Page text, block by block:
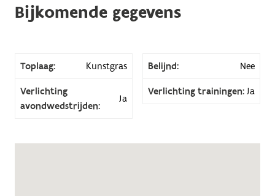
Bijkomende gegevens
Toplaag: Kunstgras Belijnd: Nee
Verlichting
avondwedstrijden:
Ja
Verlichting trainingen: Ja